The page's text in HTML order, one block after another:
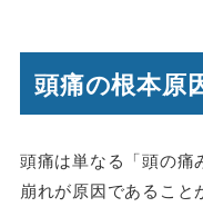
頭痛の根本原
頭痛は単なる「頭の痛
崩れが原因であること